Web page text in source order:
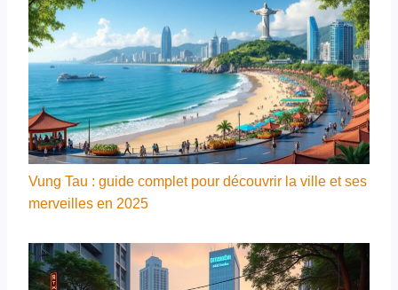
Vung Tau : guide complet pour découvrir la ville et ses
merveilles en 2025